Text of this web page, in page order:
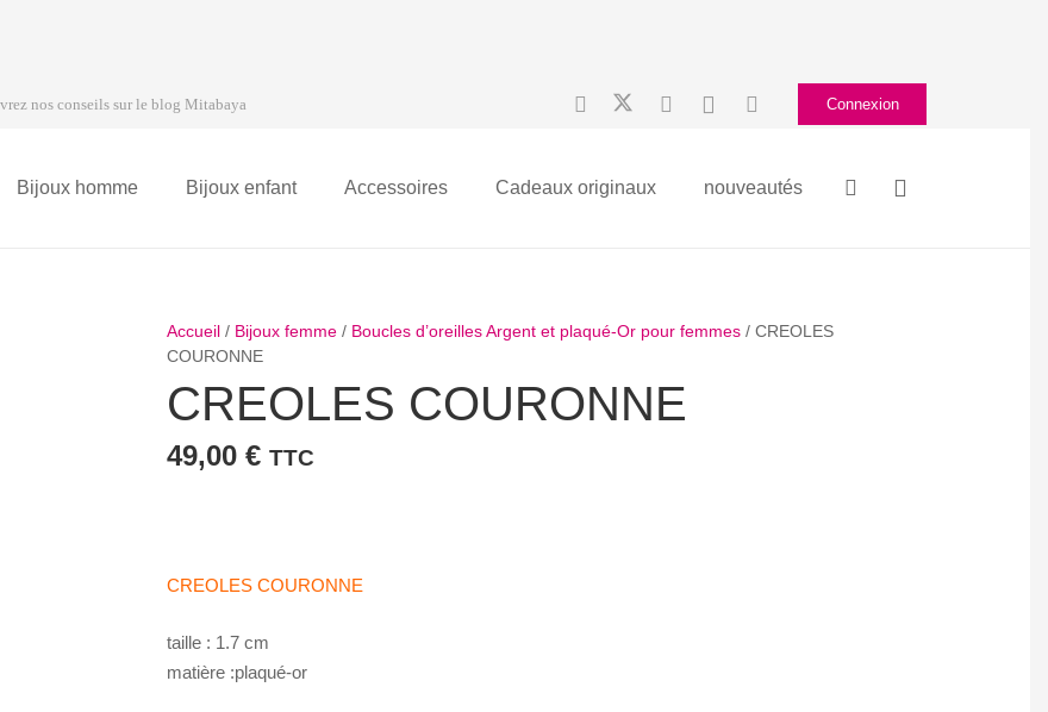
nos conseils sur le blog Mitabaya Connexion
Bijoux homme Bijoux enfant Accessoires Cadeaux originaux nouveautés
Accueil/ Bijoux femme/ Boucles d’oreilles Argent et plaqué-Or pour femmes/ CREOLES
COURONNE
CREOLES COURONNE
49,00 € TTC
CREOLES COURONNE
taille : 1.7 cm
matière :plaqué-or